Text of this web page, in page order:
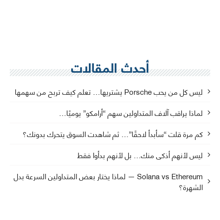
أحدث المقالات
ليس كل من يحب Porsche يشتريها… تعلم كيف تربح من سهمها
لماذا يراقب آلاف المتداولين سهم “أرامكو” يوميًا…
كم مرة قلت “سأبدأ لاحقًا”… ثم شاهدت السوق يتحرك بدونك؟
ليس لأنهم أذكى منك… بل لأنهم بدأوا فقط
Solana vs Ethereum — لماذا يختار بعض المتداولين السرعة بدل
الشهرة؟